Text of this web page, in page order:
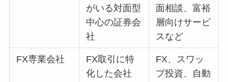
がいる対面型
中心の証券会
社
面相談、富裕
層向けサービ
スなど
FX専業会社
FX取引に特
化した会社
FX、スワッ
プ投資、自動